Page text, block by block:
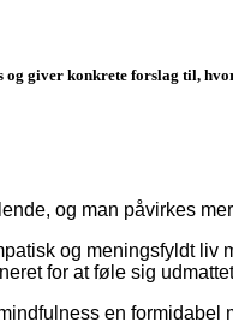
giver konkrete forslag til,
og man påvirkes
og meningsfyldt
for at føle sig
en